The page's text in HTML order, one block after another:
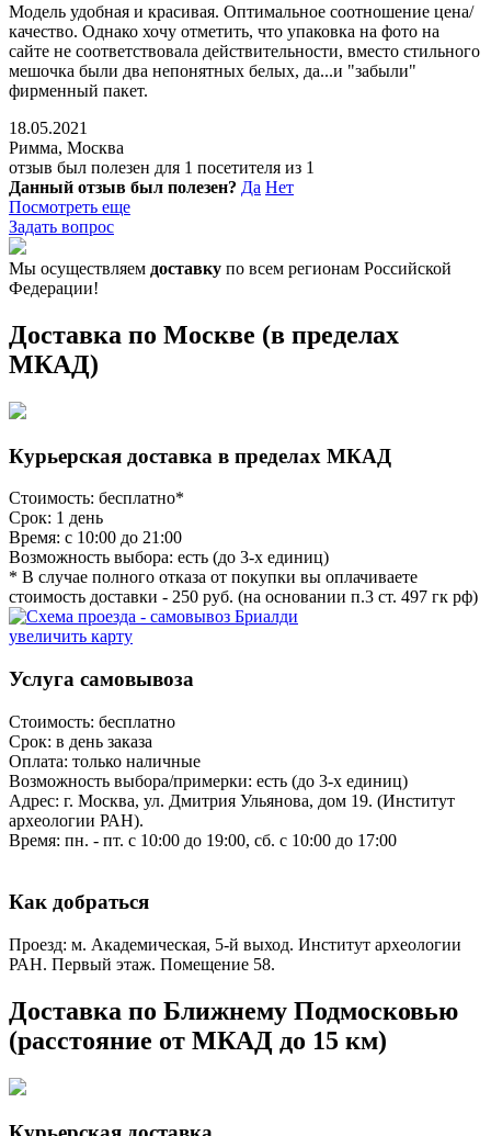
Модель удобная и красивая. Оптимальное соотношение цена/
качество. Однако хочу отметить, что упаковка на фото на
сайте не соответствовала действительности, вместо стильного
мешочка были два непонятных белых, да...и "забыли"
фирменный пакет.
18.05.2021
Римма, Москва
отзыв был полезен для 1 посетителя из 1
Данный отзыв был полезен? Да Нет
Посмотреть еще
Задать вопрос
Мы осуществляем доставку по всем регионам Российской
Федерации!
Доставка по Москве (в пределах
МКАД)
Курьерская доставка в пределах МКАД
Стоимость: бесплатно*
Срок: 1 день
Время: с 10:00 до 21:00
Возможность выбора: есть (до 3-х единиц)
* В случае полного отказа от покупки вы оплачиваете
стоимость доставки - 250 руб. (на основании п.3 ст. 497 гк рф)
увеличить карту
Услуга самовывоза
Стоимость: бесплатно
Срок: в день заказа
Оплата: только наличные
Возможность выбора/примерки: есть (до 3-х единиц)
Адрес: г. Москва, ул. Дмитрия Ульянова, дом 19. (Институт
археологии РАН).
Время: пн. - пт. с 10:00 до 19:00, сб. с 10:00 до 17:00
Как добраться
Проезд: м. Академическая, 5-й выход. Институт археологии
РАН. Первый этаж. Помещение 58.
Доставка по Ближнему Подмосковью
(расстояние от МКАД до 15 км)